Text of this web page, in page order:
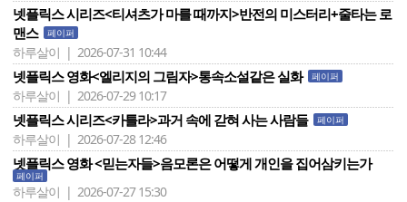
넷플릭스 시리즈<티셔츠가 마를 때까지>반전의 미스터리+줄타는 로
맨스
페이퍼
하루살이 | 2026-07-31 10:44
넷플릭스 영화<엘리지의 그림자>통속소설같은 실화 페이퍼
하루살이 | 2026-07-29 10:17
넷플릭스 시리즈<카틀라>과거 속에 갇혀 사는 사람들 페이퍼
하루살이 | 2026-07-28 12:46
넷플릭스 영화 <믿는자들>음모론은 어떻게 개인을 집어삼키는가
페이퍼
하루살이 | 2026-07-27 15:30